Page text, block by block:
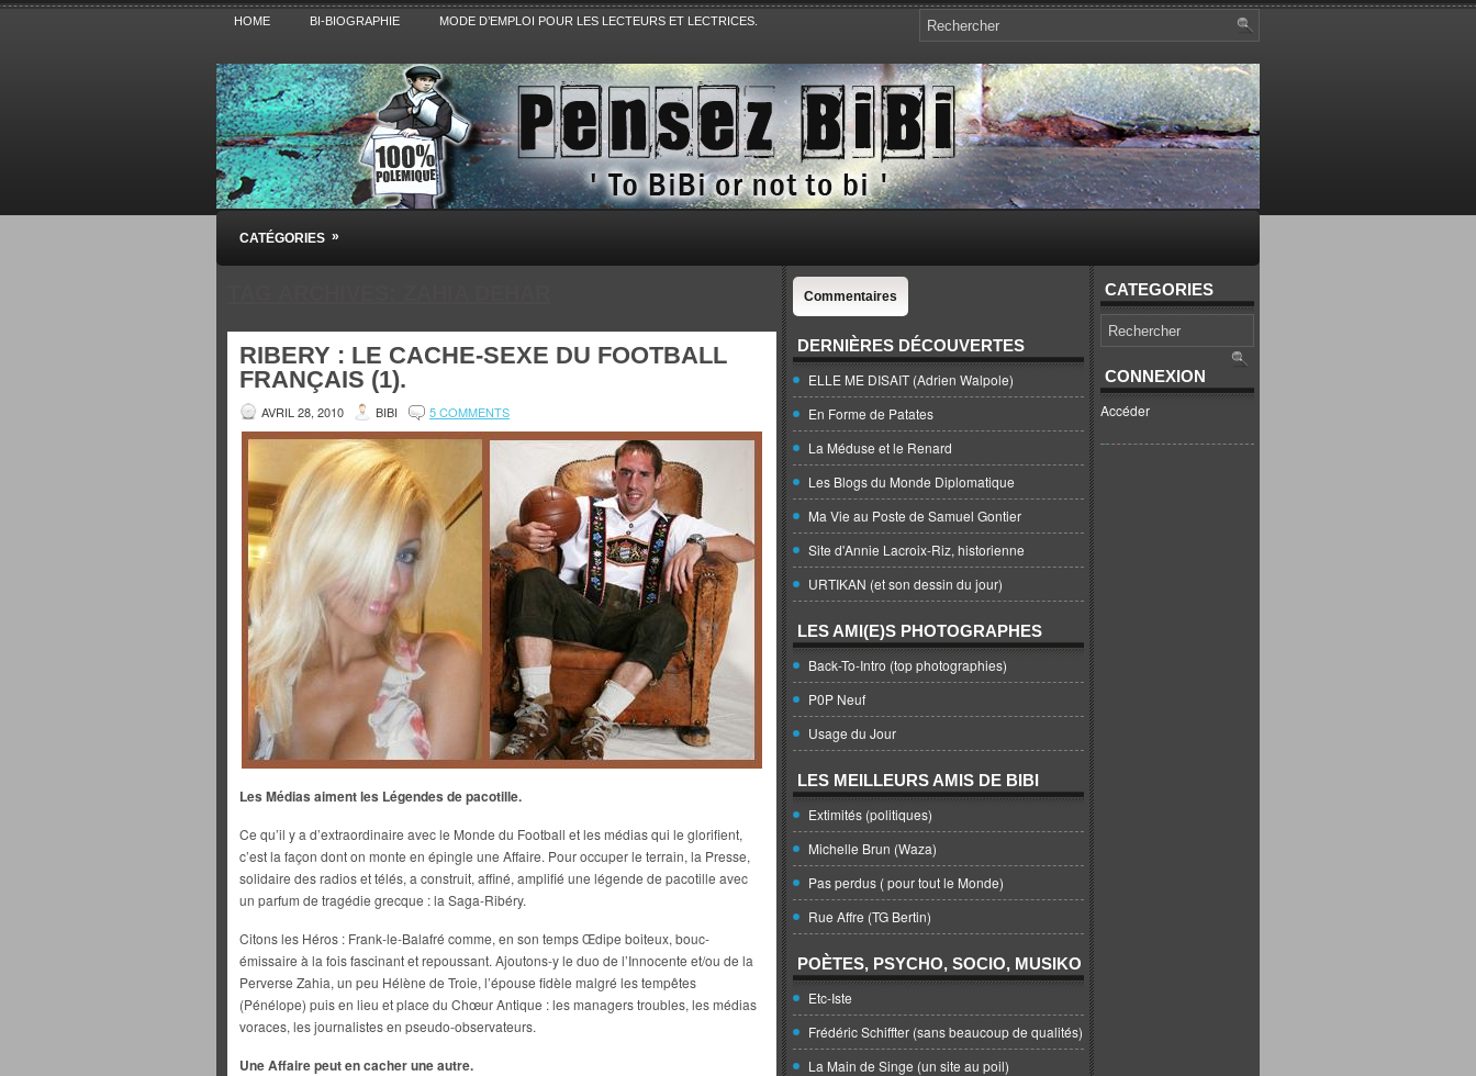
HOME BI-BIOGRAPHIE MODE D’EMPLOI POUR LES LECTEURS ET LECTRICES.
Pensez BiBi
Blog polémique sur l'Actualité, la Culture, la Politique, le Sport,. Avec Revue de presse et de blogs.
CATÉGORIES »
RIBERY : LE CACHE-SEXE DU FOOTBALL
FRANÇAIS (1).
AVRIL 28, 2010 BIBI 5 COMMENTS
Les Médias aiment les Légendes de pacotille.
Ce qu’il y a d’extraordinaire avec le Monde du Football et les médias qui le glorifient,
c’est la façon dont on monte en épingle une Affaire. Pour occuper le terrain, la Presse,
solidaire des radios et télés, a construit, affiné, amplifié une légende de pacotille avec
un parfum de tragédie grecque : la Saga-Ribéry.
Citons les Héros : Frank-le-Balafré comme, en son temps Œdipe boiteux, bouc-
émissaire à la fois fascinant et repoussant. Ajoutons-y le duo de l’Innocente et/ou de la
Perverse Zahia, un peu Hélène de Troie, l’épouse fidèle malgré les tempêtes
(Pénélope) puis en lieu et place du Chœur Antique : les managers troubles, les médias
voraces, les journalistes en pseudo-observateurs.
Une Affaire peut en cacher une autre.
Commentaires
DERNIÈRES DÉCOUVERTES
ELLE ME DISAIT (Adrien Walpole)
En Forme de Patates
La Méduse et le Renard
Les Blogs du Monde Diplomatique
Ma Vie au Poste de Samuel Gontier
Site d'Annie Lacroix-Riz, historienne
URTIKAN (et son dessin du jour)
LES AMI(E)S PHOTOGRAPHES
Back-To-Intro (top photographies)
P0P Neuf
Usage du Jour
LES MEILLEURS AMIS DE BIBI
Extimités (politiques)
Michelle Brun (Waza)
Pas perdus ( pour tout le Monde)
Rue Affre (TG Bertin)
POÈTES, PSYCHO, SOCIO, MUSIKO
Etc-Iste
Frédéric Schiffter (sans beaucoup de qualités)
La Main de Singe (un site au poil)
CATEGORIES
CONNEXION
Accéder